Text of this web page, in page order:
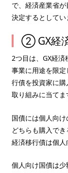
で、経済産業省
決定するとしてい
② GX経
2つ目は、GX経
事業に用途を限
行債を投資家に
取り組みに当てま
国債には個人向
どちらも購入で
経済移行債は個人
個人向け国債は